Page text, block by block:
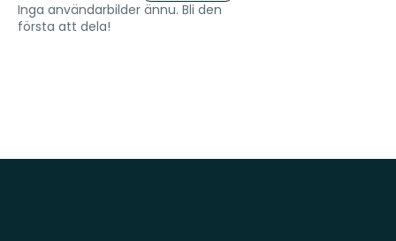
Inga användarbilder ännu. Bli den
första att dela!